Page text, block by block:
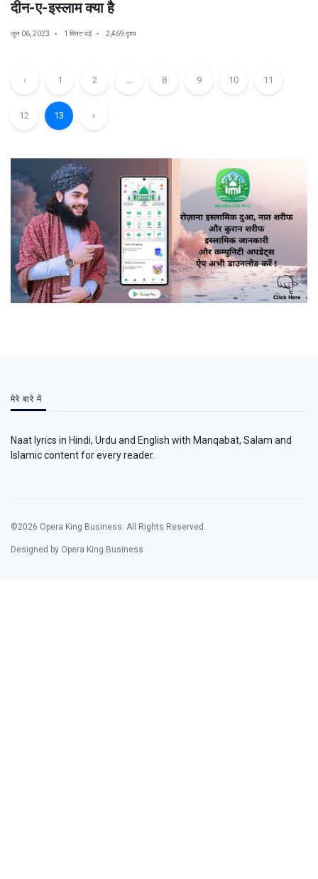
दीन-ए-इस्लाम क्या है
जून 06, 2023 1 मिनट पढ़ें 2,469 दृश्य
‹ 1 2 8 9 10 11
12 13 ›
मेरे बारे में
Naat lyrics in Hindi, Urdu and English with Manqabat, Salam and
Islamic content for every reader.
©2026 Opera King Business. All Rights Reserved.
Designed by Opera King Business